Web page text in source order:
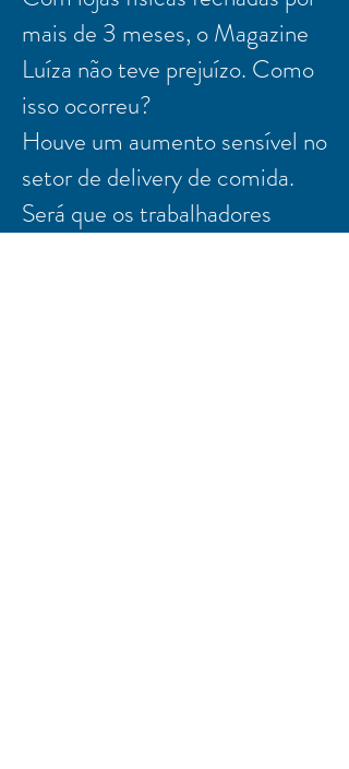
mais de 3 meses, o Magazine
Luíza não teve prejuízo. Como
isso ocorreu?
Houve um aumento sensível no
setor de delivery de comida.
Será que os trabalhadores